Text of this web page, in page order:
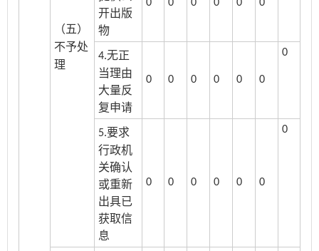
（五）
不予处
理
开出版
物
0 0 0 0 0 0
4.无正
当理由
大量反
复申请
0 0 0 0 0 0
0
5.要求
行政机
关确认
或重新
出具已
获取信
息
0 0 0 0 0 0
0